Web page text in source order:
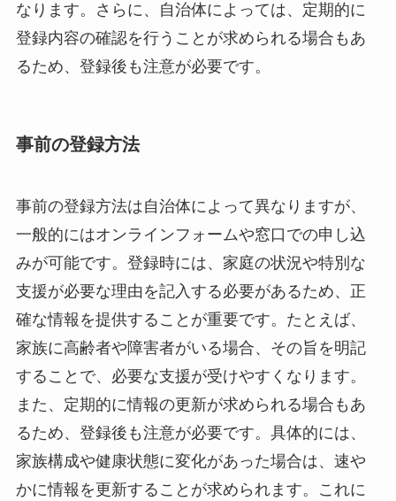
なります。さらに、自治体によっては、定期的に
登録内容の確認を行うことが求められる場合もあ
るため、登録後も注意が必要です。
事前の登録方法
事前の登録方法は自治体によって異なりますが、
一般的にはオンラインフォームや窓口での申し込
みが可能です。登録時には、家庭の状況や特別な
支援が必要な理由を記入する必要があるため、正
確な情報を提供することが重要です。たとえば、
家族に高齢者や障害者がいる場合、その旨を明記
することで、必要な支援が受けやすくなります。
また、定期的に情報の更新が求められる場合もあ
るため、登録後も注意が必要です。具体的には、
家族構成や健康状態に変化があった場合は、速や
かに情報を更新することが求められます。これに